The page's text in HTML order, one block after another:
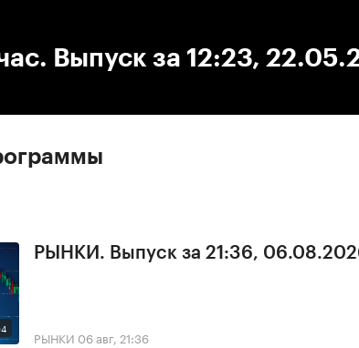
Выпуск за 12:23,
РЫНКИ. Выпуск за 21:36,
РЫНКИ 06 авг, 21:36